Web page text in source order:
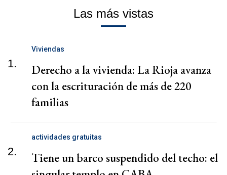
Las más vistas
1.
Viviendas
Derecho a la vivienda: La Rioja avanza
con la escrituración de más de 220
familias
2.
actividades gratuitas
Tiene un barco suspendido del techo: el